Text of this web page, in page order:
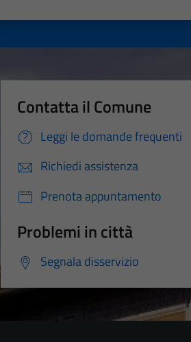
Contatta il Comune
Leggi le domande frequenti
Richiedi assistenza
Prenota appuntamento
Problemi in città
Segnala disservizio